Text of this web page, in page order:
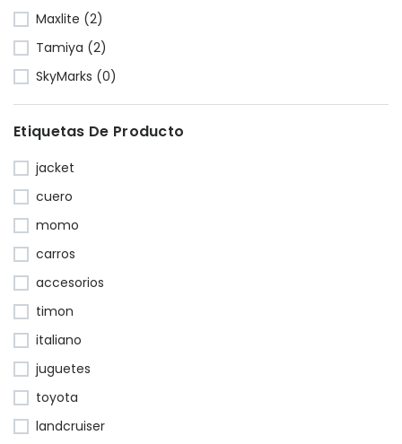
Maxlite (2)
Tamiya (2)
SkyMarks (0)
Etiquetas De Producto
jacket
cuero
momo
carros
accesorios
timon
italiano
juguetes
toyota
landcruiser